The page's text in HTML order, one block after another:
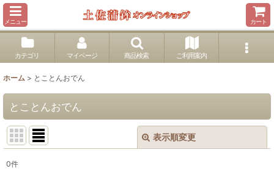
メニュー カート
カテゴリ マイページ 商品検索 ご利用案内
ホーム > とことんおでん
とことんおでん
表示順変更
0件